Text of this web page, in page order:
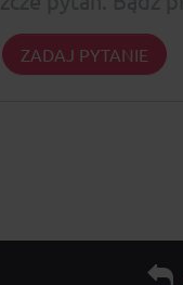
ZADAJ PYTANIE